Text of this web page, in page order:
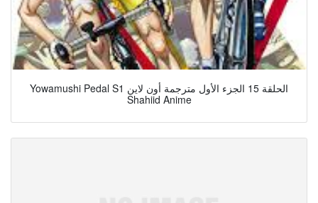
Yowamushi Pedal S1 الحلقة 15 الجزء الأول مترجمة أون لاين
Shahiid Anime